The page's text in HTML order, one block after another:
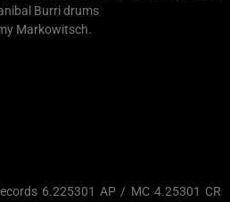
Burri drums
Markowitsch.
6.225301 AP / MC 4.25301 CR